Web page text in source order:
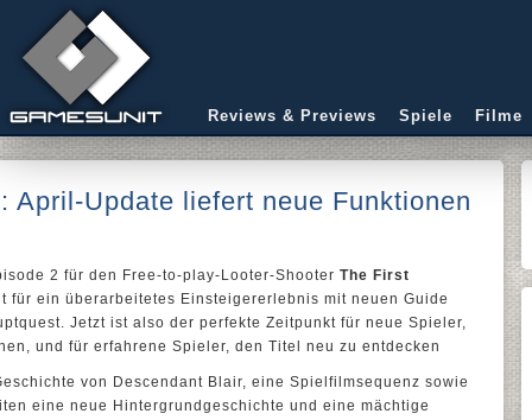
Reviews & Previews Spiele Filme
April-Update liefert neue Funktionen
2 für den Free-to-play-Looter-Shooter The First
für ein überarbeitetes Einsteigererlebnis mit neuen Guide
Jetzt ist also der perfekte Zeitpunkt für neue Spieler,
und für erfahrene Spieler, den Titel neu zu entdecken
von Descendant Blair, eine Spielfilmsequenz sowie
eine neue Hintergrundgeschichte und eine mächtige